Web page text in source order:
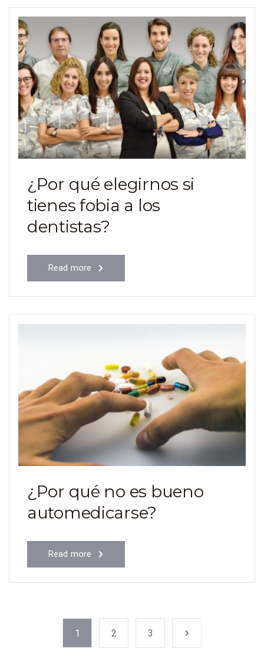
¿Por qué elegirnos si
tienes fobia a los
dentistas?
Read more
¿Por qué no es bueno
automedicarse?
Read more
1 2 3